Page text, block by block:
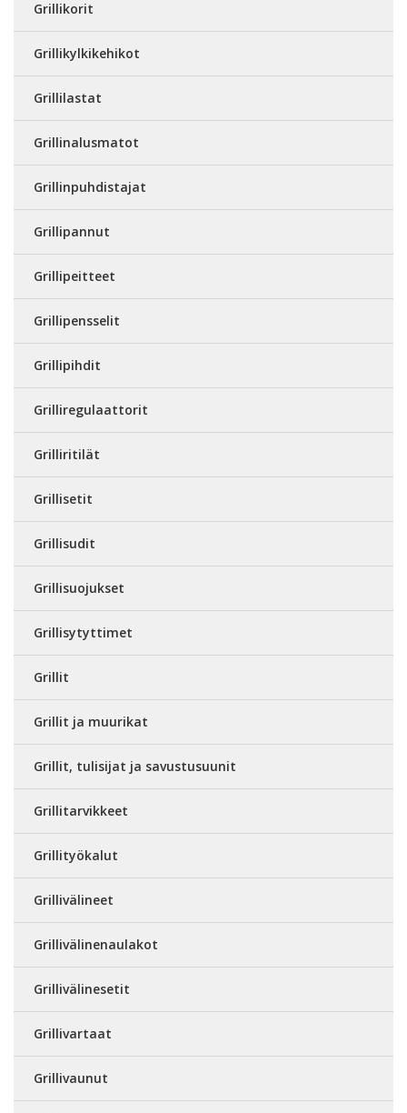
Grillikorit
Grillikylkikehikot
Grillilastat
Grillinalusmatot
Grillinpuhdistajat
Grillipannut
Grillipeitteet
Grillipensselit
Grillipihdit
Grilliregulaattorit
Grilliritilät
Grillisetit
Grillisudit
Grillisuojukset
Grillisytyttimet
Grillit
Grillit ja muurikat
Grillit, tulisijat ja savustusuunit
Grillitarvikkeet
Grillityökalut
Grillivälineet
Grillivälinenaulakot
Grillivälinesetit
Grillivartaat
Grillivaunut